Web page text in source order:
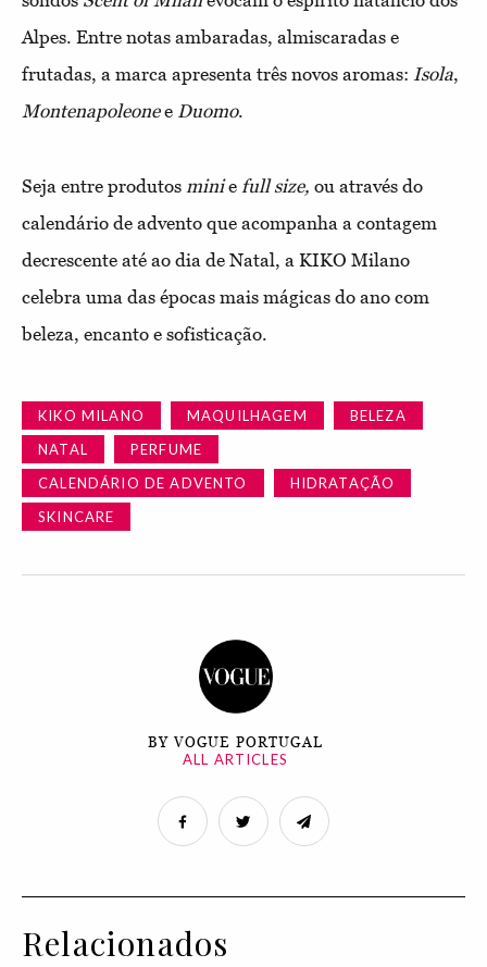
Alpes. Entre notas ambaradas, almiscaradas e
frutadas, a marca apresenta três novos aromas: Isola,
Montenapoleonee Duomo.
Seja entre produtos minie full size, ou através do
calendário de advento que acompanha a contagem
decrescente até ao dia de Natal, a KIKO Milano
celebra uma das épocas mais mágicas do ano com
beleza, encanto e sofisticação.
KIKO MILANO MAQUILHAGEM
BELEZA
NATAL
PERFUME
CALENDÁRIO DE ADVENTO
HIDRATAÇÃO
SKINCARE
BY VOGUE PORTUGAL
ALL ARTICLES
Relacionados